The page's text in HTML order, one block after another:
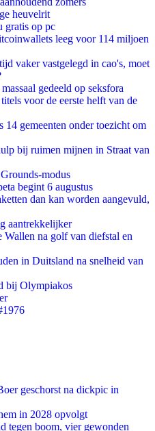
heuvelrit
gratis op pc
leeg voor 114 miljoen
vaker vastgelegd in cao's, moet
gedeeld op seksfora
voor de eerste helft van de
14 gemeenten onder toezicht om
bij ruimen mijnen in Straat van
modus
begint 6 augustus
dan kan worden aangevuld,
aantrekkelijker
na golf van diefstal en
in Duitsland na snelheid van
bij Olympiakos
geschorst na dickpic in
in 2028 opvolgt
tegen boom, vier gewonden